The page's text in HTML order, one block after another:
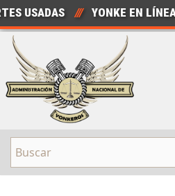
Saltar
al
contenido
USADAS /// YONKE EN LÍNEA ///